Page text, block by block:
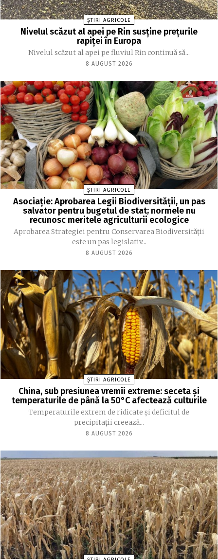
ȘTIRI AGRICOLE
Nivelul scăzut al apei pe Rin susține prețurile
rapiței în Europa
Nivelul scăzut al apei pe fluviul Rin continuă să...
8 AUGUST 2026
ȘTIRI AGRICOLE
Asociație: Aprobarea Legii Biodiversității, un pas
salvator pentru bugetul de stat; normele nu
recunosc meritele agriculturii ecologice
Aprobarea Strategiei pentru Conservarea Biodiversității
este un pas legislativ...
8 AUGUST 2026
ȘTIRI AGRICOLE
China, sub presiunea vremii extreme: seceta și
temperaturile de până la 50°C afectează culturile
Temperaturile extrem de ridicate și deficitul de
precipitații creează...
8 AUGUST 2026